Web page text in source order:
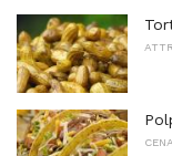
CENA